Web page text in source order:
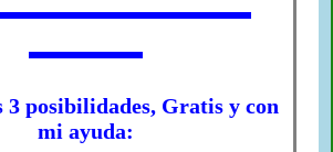
3 posibilidades, Gratis y con
mi ayuda: